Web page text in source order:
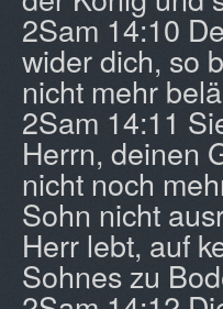
2Sam 14:10
wider dich, so
nicht mehr
2Sam 14:11
Herrn, deinen
nicht noch
Sohn nicht
Herr lebt, auf
Sohnes zu